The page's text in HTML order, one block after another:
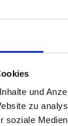
und
zu
soziale